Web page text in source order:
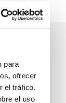
para
ofrecer
el tráfico.
el uso
2x1